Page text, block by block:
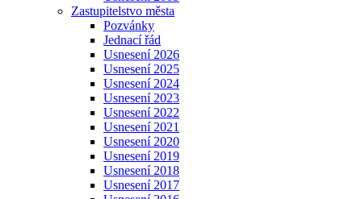
Zastupitelstvo města
Pozvánky
Jednací řád
Usnesení 2026
Usnesení 2025
Usnesení 2024
Usnesení 2023
Usnesení 2022
Usnesení 2021
Usnesení 2020
Usnesení 2019
Usnesení 2018
Usnesení 2017